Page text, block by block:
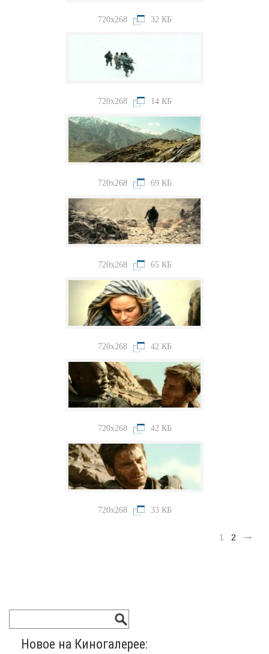
720x268 32 КБ
720x268 14 КБ
720x268 69 КБ
720x268 65 КБ
720x268 42 КБ
720x268 42 КБ
720x268 33 КБ
1 2
Новое на Киногалерее: